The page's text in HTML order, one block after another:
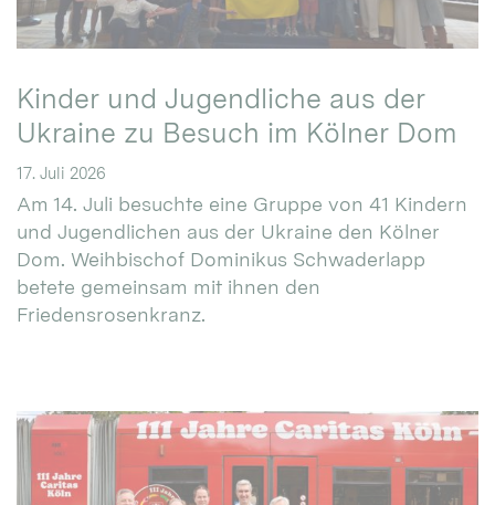
Kinder und Jugendliche aus der
Ukraine zu Besuch im Kölner Dom
17. Juli 2026
Am 14. Juli besuchte eine Gruppe von 41 Kindern
und Jugendlichen aus der Ukraine den Kölner
Dom. Weihbischof Dominikus Schwaderlapp
betete gemeinsam mit ihnen den
Friedensrosenkranz.